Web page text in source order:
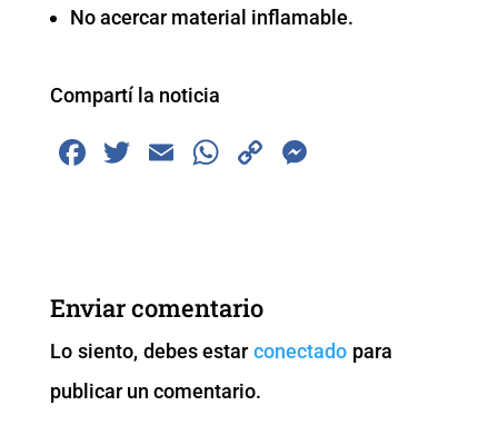
No acercar material inflamable.
Compartí la noticia
F
b
o
o
k
T
E
W
A
p
p
C
k
er
Enviar comentario
Lo siento, debes estarconectado para
publicar un comentario.